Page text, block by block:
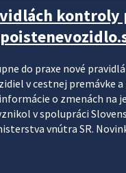
do praxe nové
v cestnej premávke
o zmenách
v spolupráci
vnútra SR.